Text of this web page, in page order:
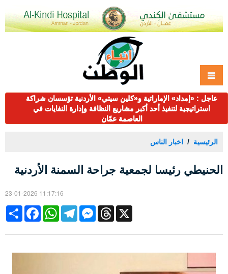
عاجل : «إمداد» الإماراتية و«كلين سيتي» الأردنية تؤسسان شراكة
استراتيجية لتنفيذ أحد أكبر مشاريع النظافة وإدارة النفايات في
العاصمة عمّان
الرئيسية اخبار الناس
الحنيطي رئيسا لجمعية جراحة السمنة الأردنية
23-01-2026 11:17:16
Share
FacebookWhatsAppTelegramMessengerThreads X